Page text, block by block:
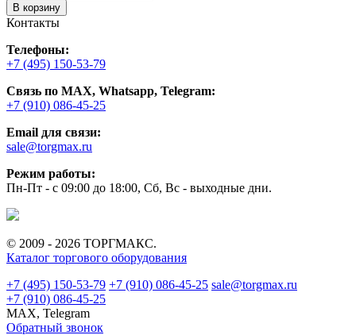
В корзину
Контакты
Телефоны:
+7 (495) 150-53-79
Связь по MAX, Whatsapp, Telegram:
+7 (910) 086-45-25
Email для связи:
sale@torgmax.ru
Режим работы:
Пн-Пт - с 09:00 до 18:00, Сб, Вс - выходные дни.
© 2009 - 2026 ТОРГМАКС.
Каталог торгового оборудования
+7 (495) 150-53-79 +7 (910) 086-45-25 sale@torgmax.ru
+7 (910) 086-45-25
MAX, Telegram
Обратный звонок